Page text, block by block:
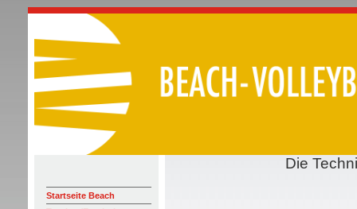
Startseite Beach
Die